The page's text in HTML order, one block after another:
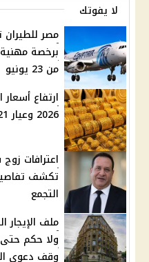
لا يفوتك
مصر
من 23 يونيو
2026 وعيار 21 يسجل 6015 جنيهًا
اعترافات
تكشف
التجمع
ملف الإيجار
ولا حكم
وقف دعوى